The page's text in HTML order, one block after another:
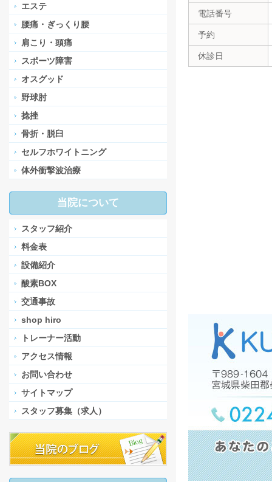
電話番号
予約
休診日
エステ
腰痛・ぎっくり腰
肩こり・頭痛
スポーツ障害
オスグッド
野球肘
捻挫
骨折・脱臼
セルフホワイトニング
体外衝撃波治療
当院について
スタッフ紹介
料金表
設備紹介
酸素BOX
交通事故
shop hiro
トレーナー活動
アクセス情報
お問い合わせ
サイトマップ
スタッフ募集（求人）